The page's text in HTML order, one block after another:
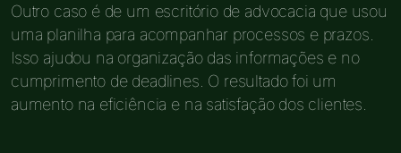
Outro caso é de um escritório de advocacia que usou
uma planilha para acompanhar processos e prazos.
Isso ajudou na organização das informações e no
cumprimento de deadlines. O resultado foi um
aumento na eficiência e na satisfação dos clientes.